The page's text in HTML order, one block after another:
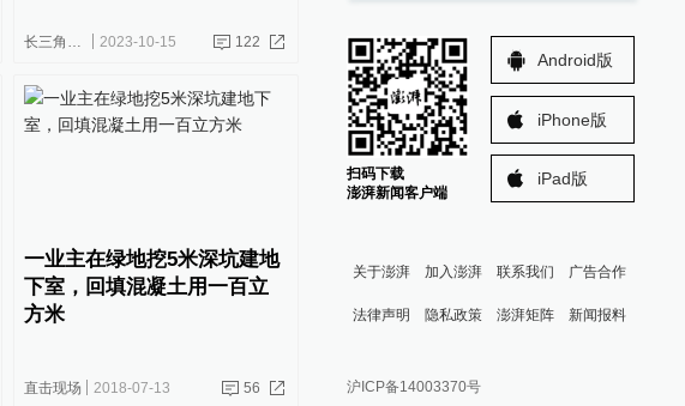
长三角政商 2023-10-15 122
一业主在绿地挖5米深坑建地
下室，回填混凝土用一百立
方米
直击现场 2018-07-13 56
扫码下载
澎湃新闻客户端
Android版
iPhone版
iPad版
关于澎湃 加入澎湃 联系我们 广告合作
法律声明 隐私政策 澎湃矩阵
澎湃新闻公众号
新闻报料
报料邮箱: news@thepaper.cn
沪ICP备14003370号